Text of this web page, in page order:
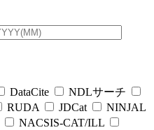
DataCite
NDLサーチ
RUDA JDCat
NINJAL
NACSIS-CAT/ILL